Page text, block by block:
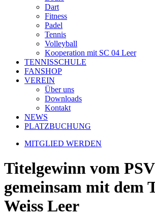
Dart
Fitness
Padel
Tennis
Volleyball
Kooperation mit SC 04 Leer
TENNISSCHULE
FANSHOP
VEREIN
Über uns
Downloads
Kontakt
NEWS
PLATZBUCHUNG
MITGLIED WERDEN
Titelgewinn vom
gemeinsam mit dem
Weiss Leer